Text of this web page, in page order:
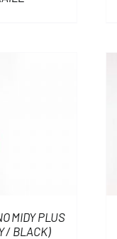
MIDY PLUS
/ BLACK)